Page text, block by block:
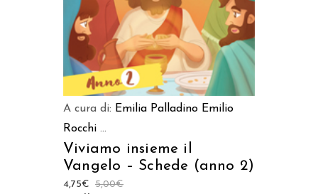
A cura di: Emilia Palladino Emilio
Rocchi ...
Viviamo insieme il
Vangelo – Schede (anno 2)
5,00€
4,75€